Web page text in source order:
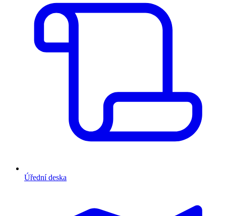
Úřední deska